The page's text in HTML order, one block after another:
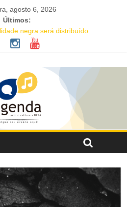
agosto 6, 2026
Últimos:
negra será distribuído
depois” reestreia na Casa Preta e
de um casal na terceira
Génot debate a cultura popular como